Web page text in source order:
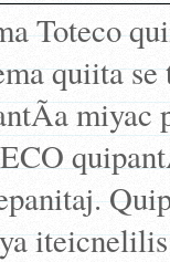
Toteco
quiita
miyac